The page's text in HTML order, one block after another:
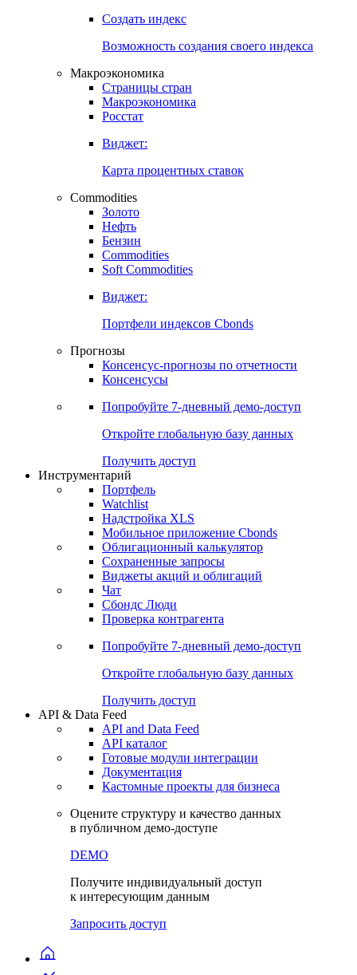
Создать индекс
Возможность создания своего индекса
Макроэкономика
Страницы стран
Макроэкономика
Росстат
Виджет:
Карта процентных ставок
Commodities
Золото
Нефть
Бензин
Commodities
Soft Commodities
Виджет:
Портфели индексов Cbonds
Прогнозы
Консенсус-прогнозы по отчетности
Консенсусы
Попробуйте 7-дневный демо-доступ
Откройте глобальную базу данных
Получить доступ
Инструментарий
Портфель
Watchlist
Надстройка XLS
Мобильное приложение Cbonds
Облигационный калькулятор
Сохраненные запросы
Виджеты акций и облигаций
Чат
Сбондс Люди
Проверка контрагента
Попробуйте 7-дневный демо-доступ
Откройте глобальную базу данных
Получить доступ
API & Data Feed
API and Data Feed
API каталог
Готовые модули интеграции
Документация
Кастомные проекты для бизнеса
Оцените структуру и качество данных
в публичном демо-доступе
DEMO
Получите индивидуальный доступ
к интересующим данным
Запросить доступ